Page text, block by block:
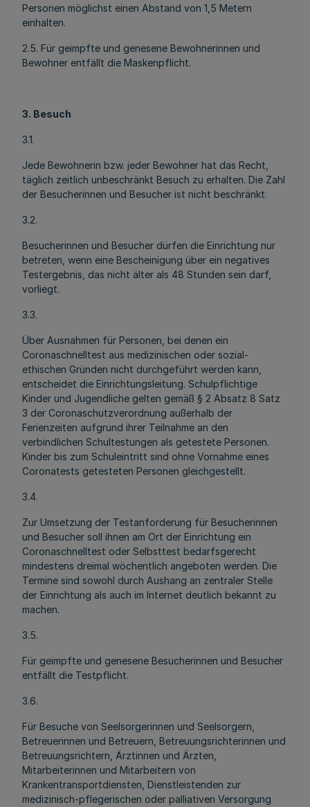
Personen möglichst einen Abstand von 1,5 Metern
einhalten.
2.5. Für geimpfte und genesene Bewohnerinnen und
Bewohner entfällt die Maskenpflicht.
3. Besuch
3.1.
Jede Bewohnerin bzw. jeder Bewohner hat das Recht,
täglich zeitlich unbeschränkt Besuch zu erhalten. Die Zahl
der Besucherinnen und Besucher ist nicht beschränkt.
3.2.
Besucherinnen und Besucher dürfen die Einrichtung nur
betreten, wenn eine Bescheinigung über ein negatives
Testergebnis, das nicht älter als 48 Stunden sein darf,
vorliegt.
3.3.
Über Ausnahmen für Personen, bei denen ein
Coronaschnelltest aus medizinischen oder sozial-
ethischen Gründen nicht durchgeführt werden kann,
entscheidet die Einrichtungsleitung. Schulpflichtige
Kinder und Jugendliche gelten gemäß § 2 Absatz 8 Satz
3 der Coronaschutzverordnung außerhalb der
Ferienzeiten aufgrund ihrer Teilnahme an den
verbindlichen Schultestungen als getestete Personen.
Kinder bis zum Schuleintritt sind ohne Vornahme eines
Coronatests getesteten Personen gleichgestellt.
3.4.
Zur Umsetzung der Testanforderung für Besucherinnen
und Besucher soll ihnen am Ort der Einrichtung ein
Coronaschnelltest oder Selbsttest bedarfsgerecht
mindestens dreimal wöchentlich angeboten werden. Die
Termine sind sowohl durch Aushang an zentraler Stelle
der Einrichtung als auch im Internet deutlich bekannt zu
machen.
3.5.
Für geimpfte und genesene Besucherinnen und Besucher
entfällt die Testpflicht.
3.6.
Für Besuche von Seelsorgerinnen und Seelsorgern,
Betreuerinnen und Betreuern, Betreuungsrichterinnen und
Betreuungsrichtern, Ärztinnen und Ärzten,
Mitarbeiterinnen und Mitarbeitern von
Krankentransportdiensten, Dienstleistenden zur
medizinisch-pflegerischen oder palliativen Versorgung